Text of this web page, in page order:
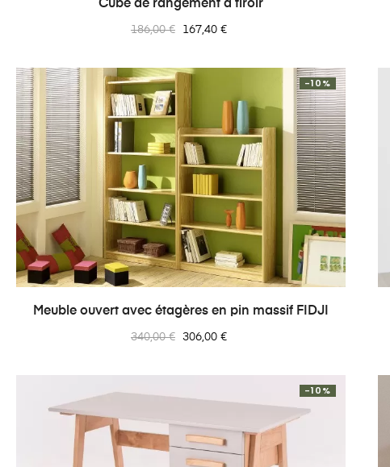
Cube de rangement à tiroir
Prix
186,00 € Prix
167,40 €
Meuble ouvert avec étagères en pin massif FIDJI
Prix
340,00 €
-10%
Prix
306,00 €
-10%